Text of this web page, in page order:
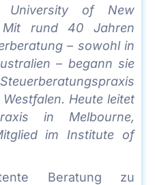
University of New
Mit rund 40 Jahren
– sowohl in
– begann sie
Heute leitet
in Melbourne,
im Institute of
Beratung zu